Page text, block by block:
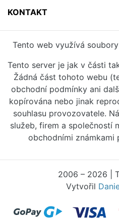
KONTAKT
Tento web využívá
Tento server je jak v části
Žádná část tohoto webu
obchodní podmínky ani
kopírována nebo jinak
souhlasu provozovatele.
služeb, firem a společností
obchodními známkami
2006 – 2026 |
Vytvořil